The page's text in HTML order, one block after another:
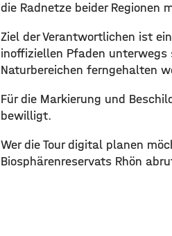
die Radnetze beider Regionen
Ziel der Verantwortlichen ist
inoffiziellen Pfaden unterwegs
Naturbereichen ferngehalten
Für die Markierung und
bewilligt.
Wer die Tour digital planen
Biosphärenreservats Rhön